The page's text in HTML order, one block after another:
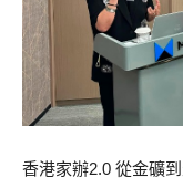
香港家辦2.0 從金礦